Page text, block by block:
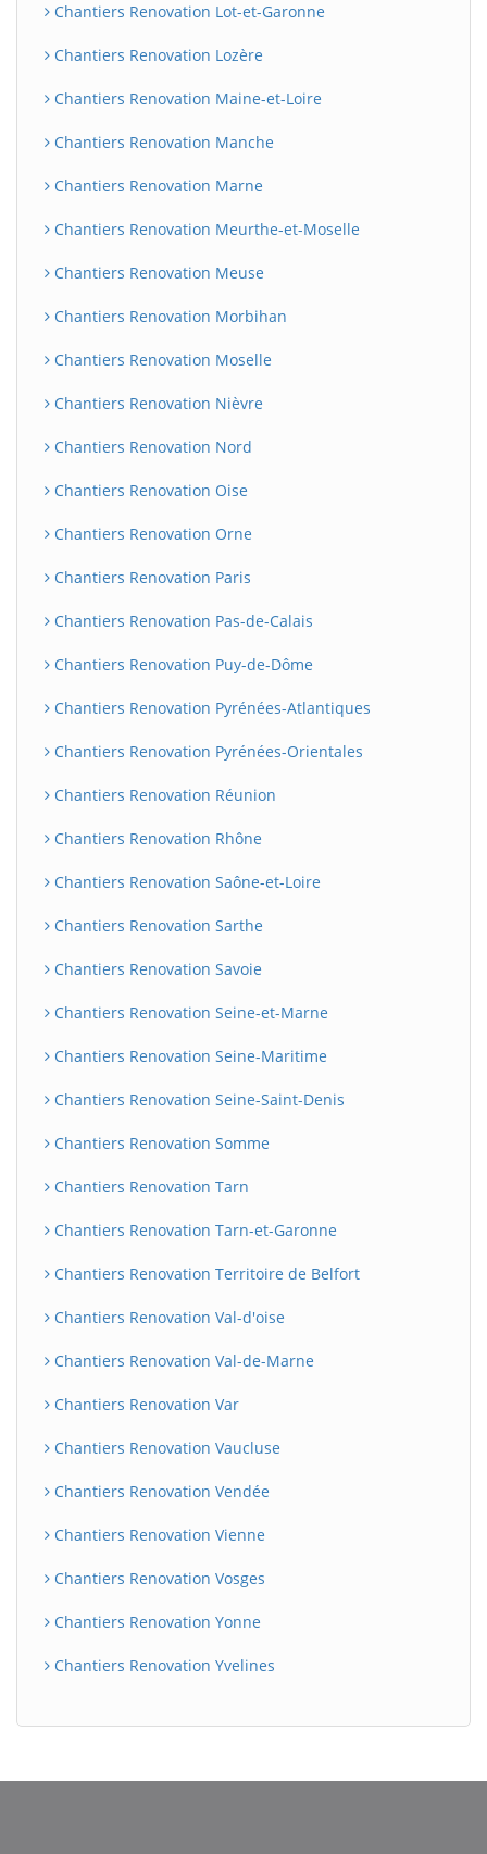
Chantiers Renovation Lot-et-Garonne
Chantiers Renovation Lozère
Chantiers Renovation Maine-et-Loire
Chantiers Renovation Manche
Chantiers Renovation Marne
Chantiers Renovation Meurthe-et-Moselle
Chantiers Renovation Meuse
Chantiers Renovation Morbihan
Chantiers Renovation Moselle
Chantiers Renovation Nièvre
Chantiers Renovation Nord
Chantiers Renovation Oise
Chantiers Renovation Orne
Chantiers Renovation Paris
Chantiers Renovation Pas-de-Calais
Chantiers Renovation Puy-de-Dôme
Chantiers Renovation Pyrénées-Atlantiques
Chantiers Renovation Pyrénées-Orientales
Chantiers Renovation Réunion
Chantiers Renovation Rhône
Chantiers Renovation Saône-et-Loire
Chantiers Renovation Sarthe
Chantiers Renovation Savoie
Chantiers Renovation Seine-et-Marne
Chantiers Renovation Seine-Maritime
Chantiers Renovation Seine-Saint-Denis
Chantiers Renovation Somme
Chantiers Renovation Tarn
Chantiers Renovation Tarn-et-Garonne
Chantiers Renovation Territoire de Belfort
Chantiers Renovation Val-d'oise
Chantiers Renovation Val-de-Marne
Chantiers Renovation Var
Chantiers Renovation Vaucluse
Chantiers Renovation Vendée
Chantiers Renovation Vienne
Chantiers Renovation Vosges
Chantiers Renovation Yonne
Chantiers Renovation Yvelines
BatiWebPro